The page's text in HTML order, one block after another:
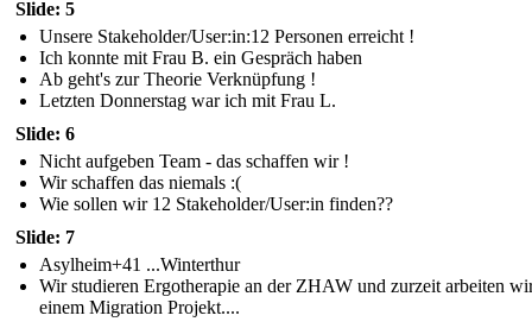
Slide: 5
Unsere Stakeholder/User:in:12 Personen erreicht !
Ich konnte mit Frau B. ein Gespräch haben
Ab geht's zur Theorie Verknüpfung !
Letzten Donnerstag war ich mit Frau L.
Slide: 6
Nicht aufgeben Team - das schaffen wir !
Wir schaffen das niemals :(
Wie sollen wir 12 Stakeholder/User:in finden??
Slide: 7
Asylheim+41 ...Winterthur
Wir studieren Ergotherapie an der ZHAW und zurzeit arbeiten
einem Migration Projekt....